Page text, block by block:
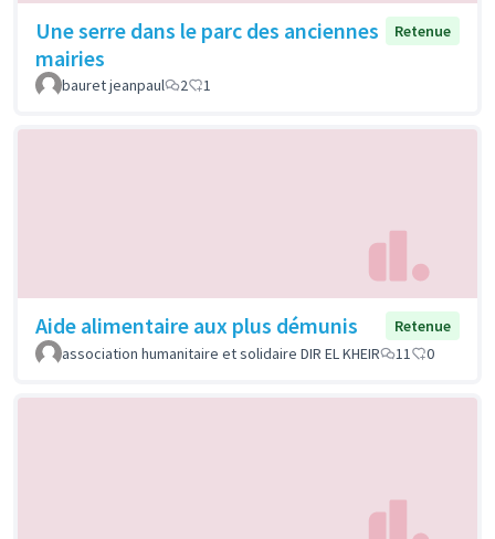
Une serre dans le parc des anciennes
mairies
Retenue
bauret jeanpaul 2 1
Aide alimentaire aux plus démunis
Retenue
association humanitaire et solidaire DIR EL KHEIR
11 0